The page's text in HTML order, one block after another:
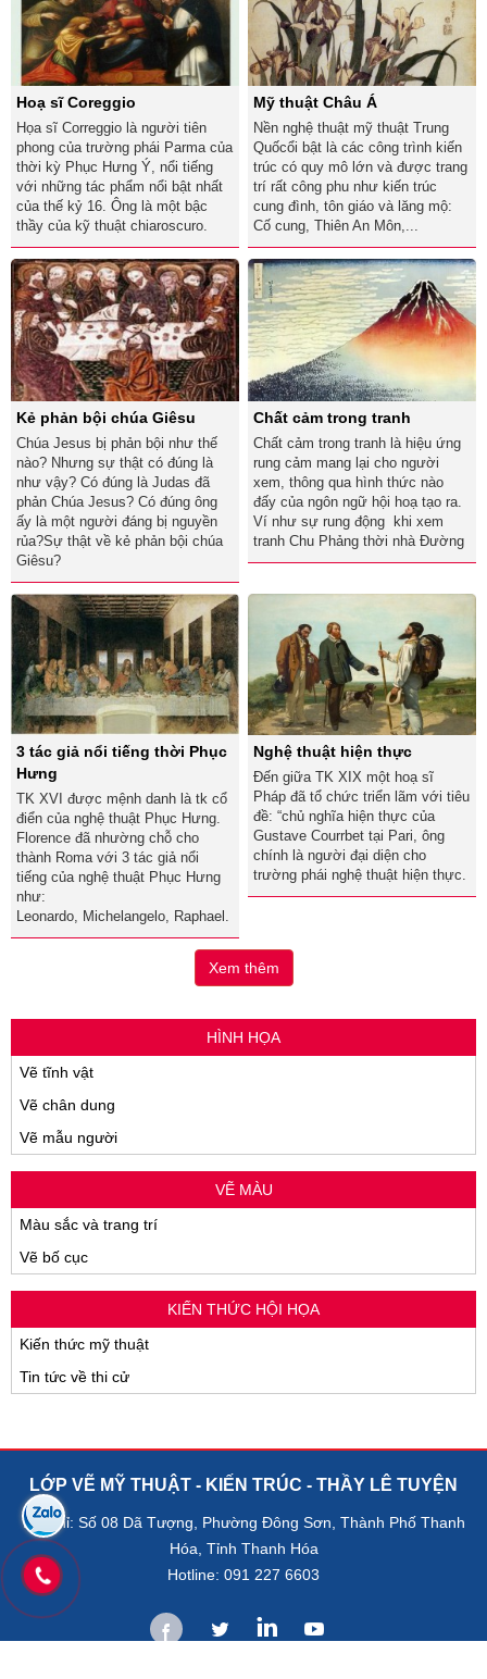
Hoạ sĩ Coreggio
Họa sĩ Correggio là người tiên
phong của trường phái Parma của
thời kỳ Phục Hưng Ý, nổi tiếng
với những tác phẩm nổi bật nhất
của thế kỷ 16. Ông là một bậc
thầy của kỹ thuật chiaroscuro.
Mỹ thuật Châu Á
Nền nghệ thuật mỹ thuật Trung
Quốcổi bật là các công trình kiến
trúc có quy mô lớn và được trang
trí rất công phu như kiến trúc
cung đình, tôn giáo và lăng mộ:
Cố cung, Thiên An Môn,...
Kẻ phản bội chúa Giêsu
Chúa Jesus bị phản bội như thế
nào? Nhưng sự thật có đúng là
như vậy? Có đúng là Judas đã
phản Chúa Jesus? Có đúng ông
ấy là một người đáng bị nguyền
rủa?Sự thật về kẻ phản bội chúa
Giêsu?
Chất cảm trong tranh
Chất cảm trong tranh là hiệu ứng
rung cảm mang lại cho người
xem, thông qua hình thức nào
đấy của ngôn ngữ hội hoạ tạo ra.
Ví như sự rung động khi xem
tranh Chu Phảng thời nhà Đường
3 tác giả nổi tiếng thời Phục
Hưng
TK XVI được mệnh danh là tk cổ
điển của nghệ thuật Phục Hưng.
Florence đã nhường chỗ cho
thành Roma với 3 tác giả nổi
tiếng của nghệ thuật Phục Hưng
như:
Leonardo, Michelangelo, Raphael.
Nghệ thuật hiện thực
Đến giữa TK XIX một hoạ sĩ
Pháp đã tổ chức triển lãm với tiêu
đề: “chủ nghĩa hiện thực của
Gustave Courrbet tại Pari, ông
chính là người đại diện cho
trường phái nghệ thuật hiện thực.
Xem thêm
HÌNH HỌA
Vẽ tĩnh vật
Vẽ chân dung
Vẽ mẫu người
VẼ MÀU
Màu sắc và trang trí
Vẽ bố cục
KIẾN THỨC HỘI HỌA
Kiến thức mỹ thuật
Tin tức về thi cử
LỚP VẼ MỸ THUẬT - KIẾN TRÚC - THẦY LÊ TUYỆN
Địa chỉ: Số 08 Dã Tượng, Phường Đông Sơn, Thành Phố Thanh
Hóa, Tỉnh Thanh Hóa
Hotline: 091 227 6603